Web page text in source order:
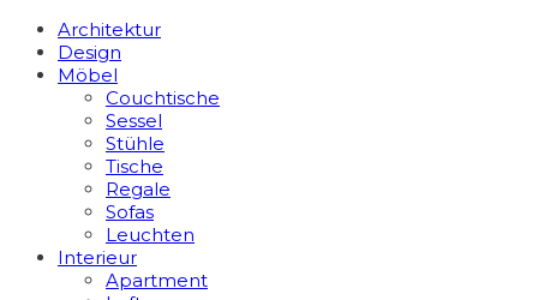
Architektur
Design
Möbel
Couchtische
Sessel
Stühle
Tische
Regale
Sofas
Leuchten
Interieur
Apart­ment